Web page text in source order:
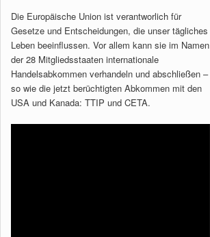
Die Europäische Union ist verantworlich für
Gesetze und Entscheidungen, die unser tägliches
Leben beeinflussen. Vor allem kann sie im Namen
der 28 Mitgliedsstaaten internationale
Handelsabkommen verhandeln und abschließen –
so wie die jetzt berüchtigten Abkommen mit den
USA und Kanada: TTIP und CETA.